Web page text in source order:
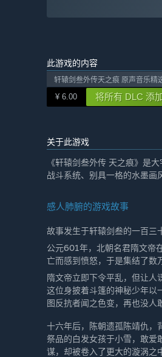
此游戏的内容
轩辕剑叁外传天之痕 原声音乐精
¥ 6.00 将所有 DLC 添
关于此游戏
《轩辕剑叁外传 天之痕》是
战斗系统、别具一格的水墨画
感人肺腑的游戏故事
故事发生于轩辕剑叁的一百三
公元601年，北朝名君隋文帝
亡而感到愤怒，于是集结了数
隋文帝立即下令平乱，但让人
这位身披着斗篷的神秘少年以
图反抗者闻之色变，再也没人
十六年后，陈朝遗孤陈靖仇，
祭品的白发女孩于小雪，敢爱
谋，却被卷入了更大的漩涡之